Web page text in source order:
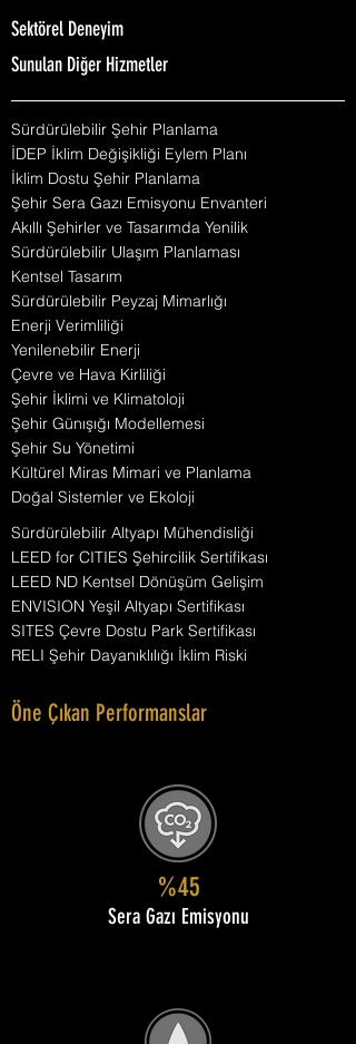
Sektörel Deneyim
Sunulan Diğer Hizmetler
Sürdürülebilir Şehir Planlama
İDEP İklim Değişikliği Eylem Planı
İklim Dostu Şehir Planlama
Şehir Sera Gazı Emisyonu Envanteri
Akıllı Şehirler ve Tasarımda Yenilik
Sürdürülebilir Ulaşım Planlaması
Kentsel Tasarım
Sürdürülebilir Peyzaj Mimarlığı
Enerji Verimliliği
Yenilenebilir Enerji
Çevre ve Hava Kirliliği
Şehir İklimi ve Klimatoloji
Şehir Günışığı Modellemesi
Şehir Su Yönetimi
Kültürel Miras Mimari ve Planlama
Doğal Sistemler ve Ekoloji
Sürdürülebilir Altyapı Mühendisliği
LEED for CITIES Şehircilik Sertifikası
LEED ND Kentsel Dönüşüm Gelişim
ENVISION Yeşil Altyapı Sertifikası
SITES Çevre Dostu Park Sertifikası
RELI Şehir Dayanıklılığı İklim Riski
Öne Çıkan Performanslar
%45
Sera Gazı Emisyonu